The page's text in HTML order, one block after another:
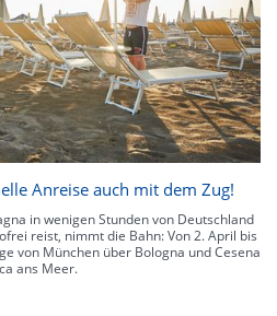
Anreise auch mit dem Zug!
in wenigen Stunden von Deutschland
reist, nimmt die Bahn: Von 2. April bis
von München über Bologna und Cesena
ans Meer.